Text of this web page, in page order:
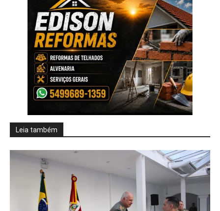
Leia também